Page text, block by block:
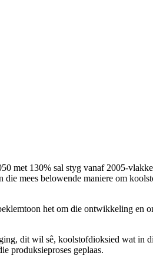
met 130% sal styg vanaf 2005-
mees belowende maniere om
het om die ontwikkeling en
dit wil sê, koolstofdioksied wat in
produksieproses geplaas.